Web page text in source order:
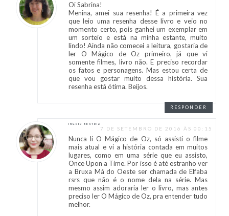
Oi Sabrina!
Menina, amei sua resenha! É a primeira vez
que leio uma resenha desse livro e veio no
momento certo, pois ganhei um exemplar em
um sorteio e está na minha estante, muito
lindo! Ainda não comecei a leitura, gostaria de
ler O Mágico de Oz primeiro, já que vi
somente filmes, livro não. E preciso recordar
os fatos e personagens. Mas estou certa de
que vou gostar muito dessa história. Sua
resenha está ótima. Beijos.
RESPONDER
INGRID BEATRIZ
7 DE SETEMBRO DE 2016 ÀS 00:15
Nunca li O Mágico de Oz, só assisti o filme
mais atual e vi a história contada em muitos
lugares, como em uma série que eu assisto,
Once Upon a Time. Por isso é até estranho ver
a Bruxa Má do Oeste ser chamada de Elfaba
rsrs que não é o nome dela na série. Mas
mesmo assim adoraria ler o livro, mas antes
preciso ler O Mágico de Oz, pra entender tudo
melhor.